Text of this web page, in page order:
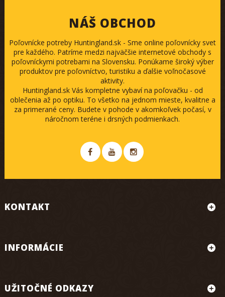
NÁŠ OBCHOD
Poľovnícke potreby Huntingland.sk - Sme online poľovnícky svet
pre každého. Patríme medzi najväčšie internetové obchody s
poľovníckymi potrebami na Slovensku. Ponúkame široký výber
produktov pre poľovníctvo, turistiku a ďalšie voľnočasové
aktivity.
Huntingland.sk Vás kompletne vybaví na poľovačku - od
oblečenia až po optiku. To všetko na jednom mieste, kvalitne a
za primerané ceny. Budete v pohode v akomkoľvek počasí, v
náročnom teréne i drsných podmienkach.
KONTAKT
INFORMÁCIE
UŽITOČNÉ ODKAZY